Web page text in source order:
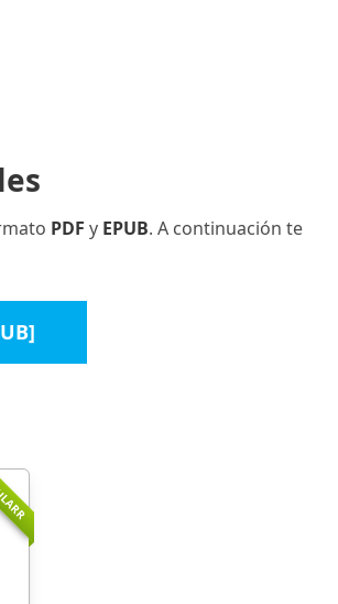
PDF y EPUB. A continuación te